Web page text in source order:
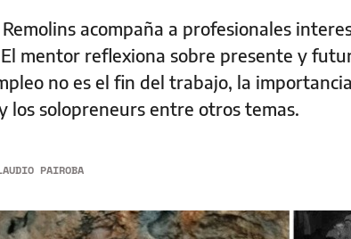
acompaña a profesionales
mentor reflexiona sobre presente y
no es el fin del trabajo, la
los solopreneurs entre otros temas.
PAIROBA